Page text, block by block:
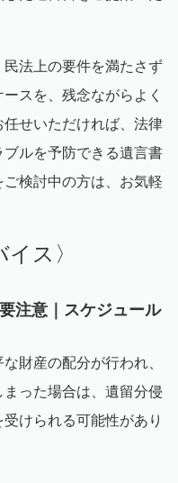
法上の要件を満たさず
スを、残念ながらよく
せいただければ、法律
ブルを予防できる遺言書
検討中の方は、お気軽
ス〉
注意｜スケジュール
財産の配分が行われ、
った場合は、遺留分侵
けられる可能性があり